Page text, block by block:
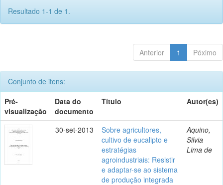
Resultado 1-1 de 1.
Anterior 1 Póximo
Conjunto de itens:
Pré-
visualização
Data do
documento
Título Autor(es)
30-set-2013
Sobre agricultores,
cultivo de eucalipto e
estratégias
agroindustriais: Resistir
e adaptar-se ao sistema
de produção integrada
Aquino,
Silvia
Lima de